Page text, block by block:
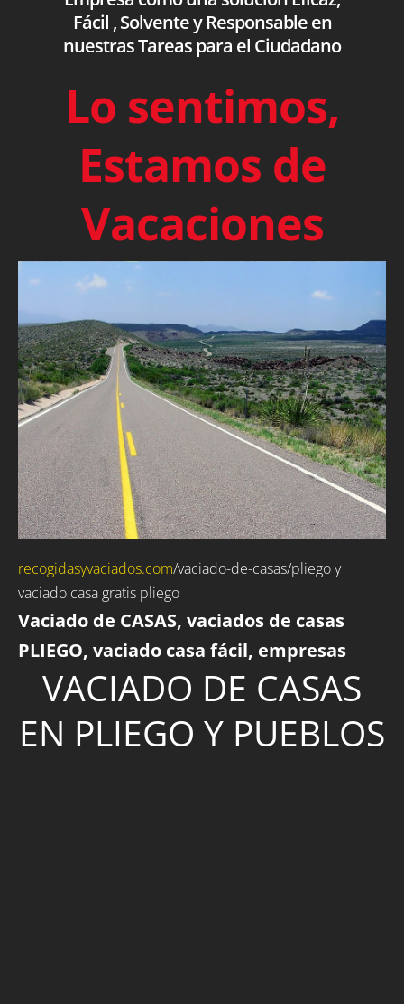
Fácil , Solvente y Responsable en
nuestras Tareas para el Ciudadano
Lo sentimos,
Estamos de
Vacaciones
recogidasyvaciados.com/vaciado-de-casas/pliego y
vaciado casa gratis pliego
Vaciado de CASAS, vaciados de casas
PLIEGO, vaciado casa fácil, empresas
VACIADO DE CASAS
EN PLIEGO Y PUEBLOS